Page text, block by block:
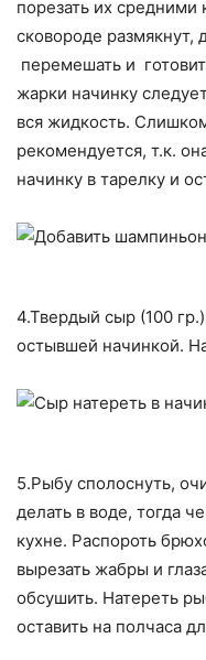
порезать их средними
сковороде размякнут,
перемешать и
жарки начинку
вся жидкость.
рекомендуется, т.к.
начинку в тарелку и
4.Твердый сыр (100
остывшей начинкой.
5.Рыбу сполоснуть,
делать в воде, тогда
кухне. Распороть
вырезать жабры и
обсушить. Натереть
оставить на полчаса